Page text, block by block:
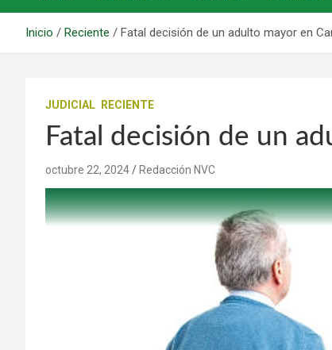
Inicio Reciente Fatal decisión de un adulto mayor en
JUDICIAL RECIENTE
Fatal decisión de un
octubre 22, 2024 Redacción NVC